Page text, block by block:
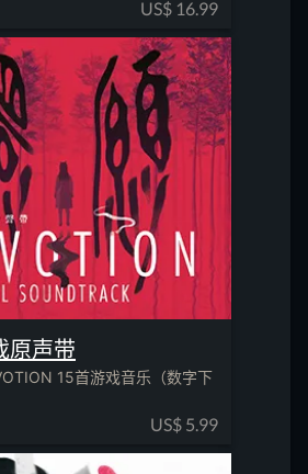
US$ 16.99
原声带
15首游戏音乐（数字下
US$ 5.99